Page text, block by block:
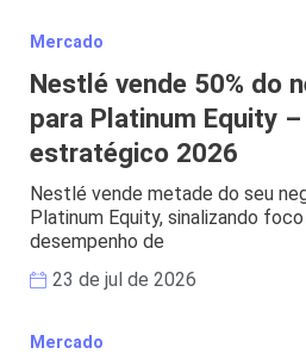
Mercado
Nestlé vende 50% do
para Platinum Equity
estratégico 2026
Nestlé vende metade do seu
Platinum Equity, sinalizando
desempenho de
23 de jul de 2026
Mercado